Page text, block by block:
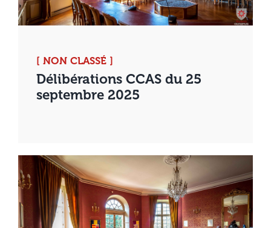
[ NON CLASSÉ ]
Délibérations CCAS du 25
septembre 2025